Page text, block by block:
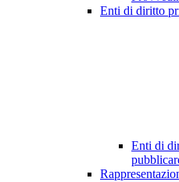
Enti di diritto
Enti di